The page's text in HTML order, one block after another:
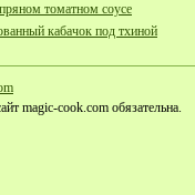
томатном соусе
кабачок под тхиной
magic-cook.com обязательна.